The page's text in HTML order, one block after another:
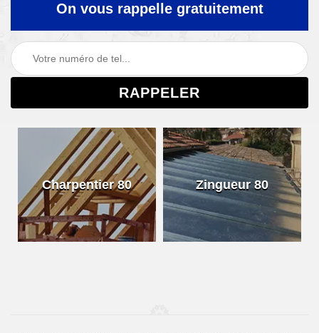
On vous rappelle gratuitement
Charpentier 80 Zingueur 80